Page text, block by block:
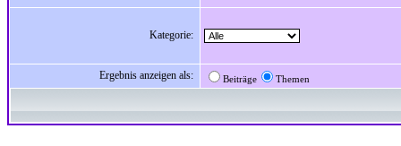
Kategorie:
Ergebnis anzeigen als: Beiträge Themen